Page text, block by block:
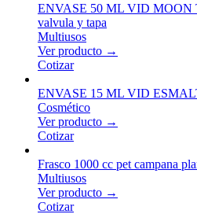
ENVASE 50 ML VID MOON
valvula y tapa
Multiusos
Ver producto →
Cotizar
ENVASE 15 ML VID
Cosmético
Ver producto →
Cotizar
Frasco 1000 cc pet campana
Multiusos
Ver producto →
Cotizar